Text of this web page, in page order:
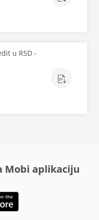
u RSD -
Mobi aplikaciju